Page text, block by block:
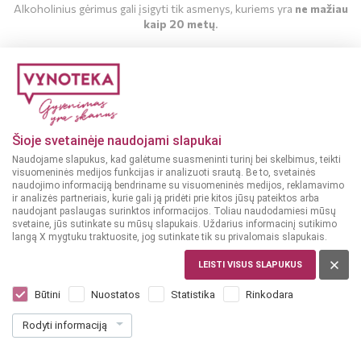
Šioje svetainėje naudojami slapukai
Naudojame slapukus, kad galėtume suasmeninti turinį bei skelbimus, teikti
visuomeninės medijos funkcijas ir analizuoti srautą. Be to, svetainės
naudojimo informaciją bendriname su visuomeninės medijos, reklamavimo
ir analizės partneriais, kurie gali ją pridėti prie kitos jūsų pateiktos arba
naudojant paslaugas surinktos informacijos. Toliau naudodamiesi mūsų
svetaine, jūs sutinkate su mūsų slapukais. Uždarius informacinį sutikimo
langą X mygtuku traktuosite, jog sutinkate tik su privalomais slapukais.
LEISTI VISUS SLAPUKUS
Būtini Nuostatos Statistika Rinkodara
Rodyti informaciją
Alkoholinius gėrimus gali įsigyti tik asmenys, kuriems yra ne mažiau
kaip 20 metų.
Ballantine's Glenburgie 15YO 0,7 L
Dar nėra balsų, galite įvertinti
99